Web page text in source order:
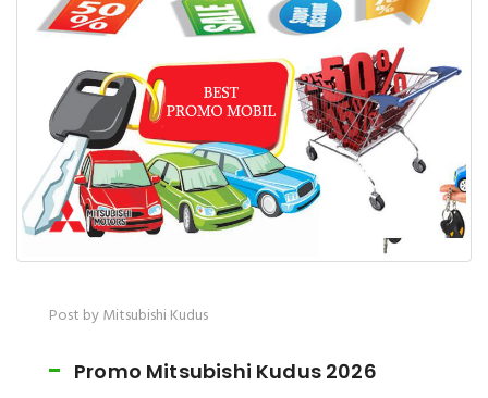
Post by Mitsubishi Kudus
Promo Mitsubishi Kudus 2026